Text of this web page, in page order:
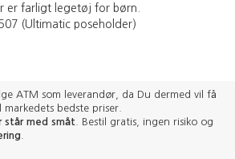
er farligt legetøj for børn.
(Ultimatic poseholder)
ATM som leverandør, da Du dermed vil få
bedste priser.
står med småt . Bestil gratis, ingen risiko og